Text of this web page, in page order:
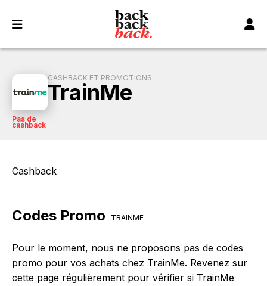
CASHBACK ET PROMOTIONS
TrainMe
Pas de
cashback
Cashback
Codes Promo TRAINME
Pour le moment, nous ne proposons pas de codes
promo pour vos achats chez TrainMe. Revenez sur
cette page régulièrement pour vérifier si TrainMe